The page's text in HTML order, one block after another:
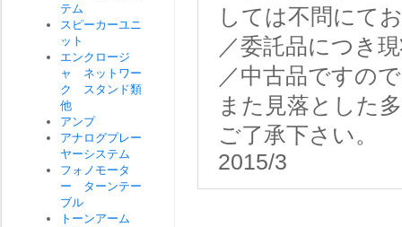
しては不問にて
／委託品につき
／中古品ですの
また見落とした
ご了承下さい。
2015/3
テム
スピーカーユニ
ット
エンクロージ
ャ ネットワー
ク スタンド類
他
アンプ
アナログプレー
ヤーシステム
フォノモータ
ー ターンテー
ブル
トーンアーム